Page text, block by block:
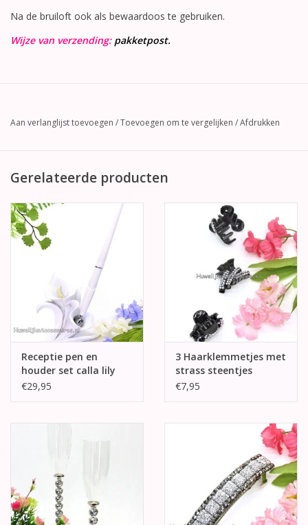
Na de bruiloft ook als bewaardoos te gebruiken.
Wijze van verzending: pakketpost.
Aan verlanglijst toevoegen /Toevoegen om te vergelijken /Afdrukken
Gerelateerde producten
Receptie pen en
houder set calla lily
€29,95
3 Haarklemmetjes met
strass steentjes
€7,95